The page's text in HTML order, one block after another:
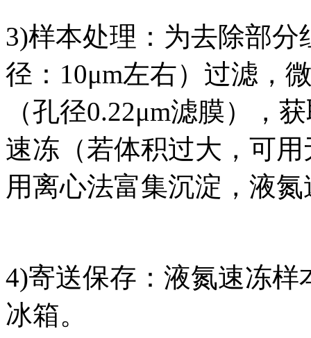
3)样本处理：为去除部
径：10μm左右）过滤，
（孔径0.22μm滤膜），
速冻（若体积过大，可
用离心法富集沉淀，液
4)寄送保存：液氮速冻
冰箱。